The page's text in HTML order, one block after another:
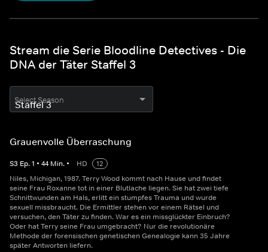
Stream die Serie Bloodline Detectives - Die
DNA der Täter Staffel 3
Select Season
Grauenvolle Überraschung
S3 Ep.1 • 44 Min. • HD
12
Niles, Michigan, 1987. Terry Wood kommt nach Hause und findet
seine Frau Roxanne tot in einer Blutlache liegen. Sie hat zwei tiefe
Schnittwunden am Hals, erlitt ein stumpfes Trauma und wurde
sexuell missbraucht. Die Ermittler stehen vor einem Rätsel und
versuchen, den Täter zu finden. War es ein missglückter Einbruch?
Oder hat Terry seine Frau umgebracht? Nur die revolutionäre
Methode der forensischen genetischen Genealogie kann 35 Jahre
später Antworten liefern.